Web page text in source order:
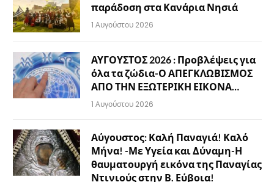
παράδοση στα Κανάρια Νησιά
1 Αυγούστου 2026
ΑΥΓΟΥΣΤΟΣ 2026 : Προβλέψεις για
όλα τα ζώδια-Ο ΑΠΕΓΚΛΩΒΙΣΜΟΣ
ΑΠΟ ΤΗΝ ΕΞΩΤΕΡΙΚΗ ΕΙΚΟΝΑ…
1 Αυγούστου 2026
Αύγουστος: Καλή Παναγιά! Καλό
Μήνα! -Με Υγεία και Δύναμη-Η
θαυματουργή εικόνα της Παναγίας
Ντινιούς στην Β. Εύβοια!